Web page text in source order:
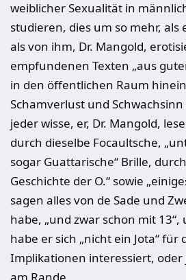
weiblicher Sexualität in
studieren, dies um so mehr, als
als von ihm, Dr. Mangold,
empfundenen Texten „aus
in den öffentlichen Raum
Schamverlust und
jeder wisse, er, Dr. Mangold,
durch die­selbe Focaultsche,
sogar Guattarische“ Brille,
Geschichte der O.“ sowie
sagen alles von de Sade und
habe, „und zwar schon mit 13“,
habe er sich „nicht ein Jota“ für
Implikationen interessiert,